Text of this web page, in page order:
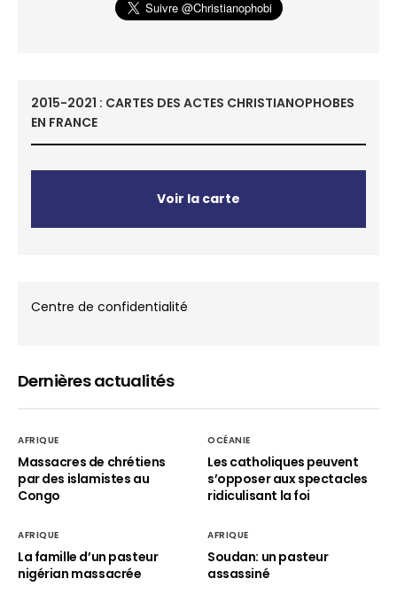
2015-2021 : CARTES DES ACTES CHRISTIANOPHOBES
EN FRANCE
Voir la carte
Centre de confidentialité
Dernières actualités
AFRIQUE
Massacres de chrétiens
par des islamistes au
Congo
OCÉANIE
Les catholiques peuvent
s’opposer aux spectacles
ridiculisant la foi
AFRIQUE
La famille d’un pasteur
nigérian massacrée
AFRIQUE
Soudan: un pasteur
assassiné